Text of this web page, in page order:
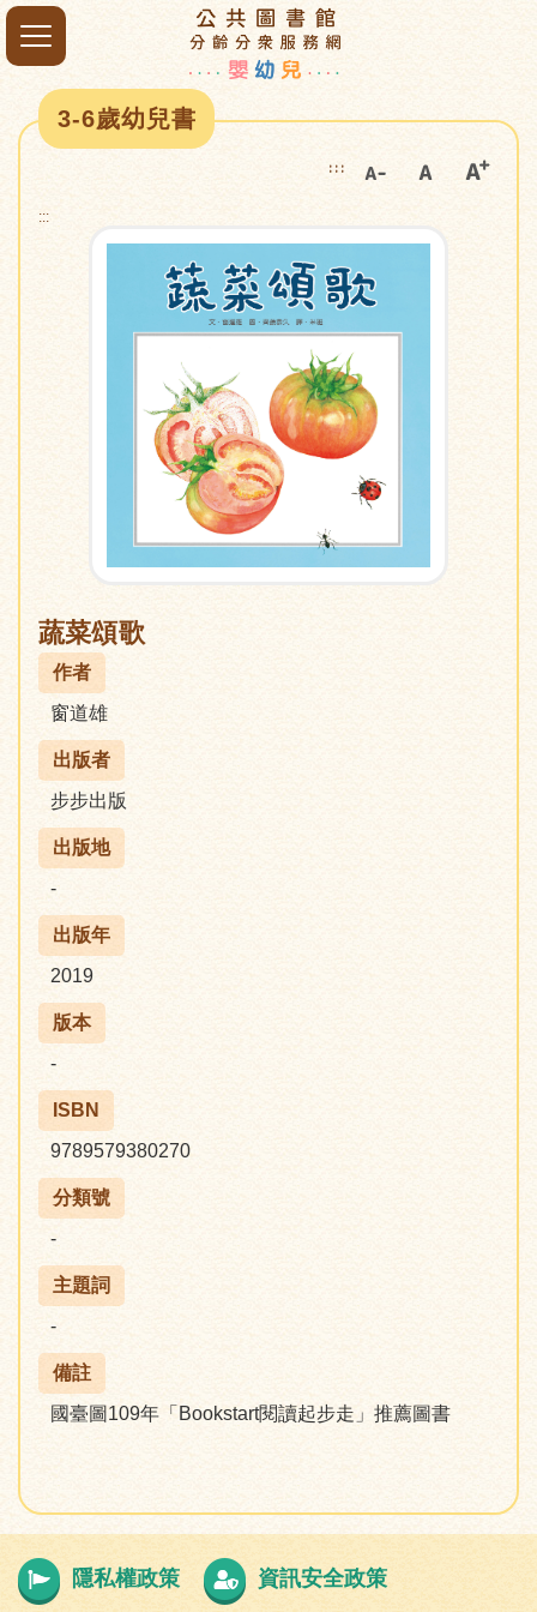
3-6歲幼兒書
:::
:::
蔬菜頌歌
作者
窗道雄
出版者
步步出版
出版地
-
出版年
2019
版本
-
ISBN
9789579380270
分類號
-
主題詞
-
備註
國臺圖109年「Bookstart閱讀起步走」推薦圖書
隱私權政策 資訊安全政策